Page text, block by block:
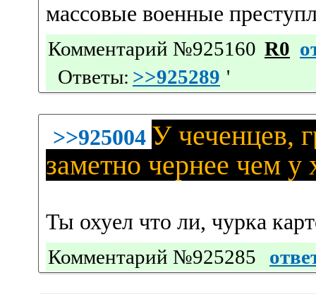
массовые военные
Комментарий №925160 R0
Ответы: >>925289 '
>>925004 У чеченцев,
заметно чернее чем у
Ты охуел что ли, чурка
Комментарий №925285